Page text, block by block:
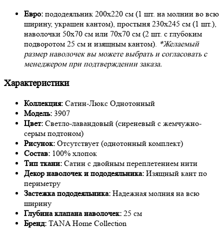
Евро: пододеяльник 200х220 см (1 шт. на молнии во всю
ширину, украшен кантом), простыня 230х245 см (1 шт.),
наволочки 50х70 см или 70х70 см (2 шт. с глубоким
подворотом 25 см и изящным кантом). *Желаемый
размер наволочек вы можете выбрать и согласовать с
менеджером при подтверждении заказа.
Характеристики
Коллекция: Сатин-Люкс Однотонный
Модель: 3907
Цвет: Светло-лавандовый (сиреневый с жемчужно-
серым подтоном)
Рисунок: Отсутствует (однотонный комплект)
Состав: 100% хлопок
Тип ткани: Сатин с двойным переплетением нити
Декор наволочек и пододеяльника: Изящный кант по
периметру
Застежка пододеяльника: Надежная молния на всю
ширину
Глубина клапана наволочек: 25 см
Бренд: TANA Home Collection